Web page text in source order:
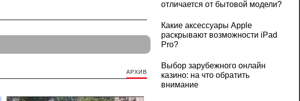
АРХИВ
отличается от бытовой модели?
Какие аксессуары Apple
раскрывают возможности iPad
Pro?
Выбор зарубежного онлайн
казино: на что обратить
внимание